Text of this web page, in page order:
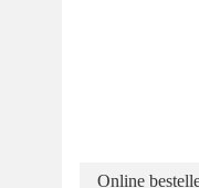
Online